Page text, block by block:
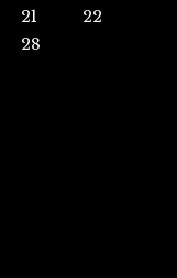
21
22
28